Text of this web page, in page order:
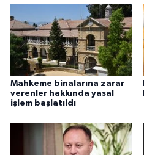
Mahkeme binalarına zarar
verenler hakkında yasal
işlem başlatıldı